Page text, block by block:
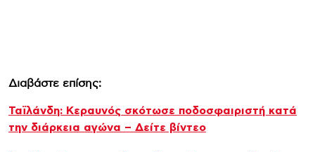
Διαβάστε επίσης:
Ταϊλάνδη: Κεραυνός σκότωσε ποδοσφαιριστή κατά
την διάρκεια αγώνα – Δείτε βίντεο